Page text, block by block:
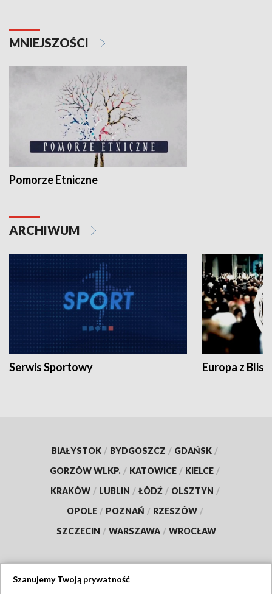
MNIEJSZOŚCI
Pomorze Etniczne
ARCHIWUM
Serwis Sportowy Europa z
BIAŁYSTOK / BYDGOSZCZ / GDAŃSK /
GORZÓW WLKP. / KATOWICE / KIELCE /
KRAKÓW / LUBLIN / ŁÓDŹ / OLSZTYN /
OPOLE / POZNAŃ / RZESZÓW /
SZCZECIN / WARSZAWA / WROCŁAW
Szanujemy Twoją prywatność